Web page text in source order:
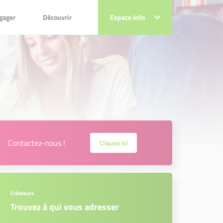
Découvrir Espace Info
Découvrir Espace Info
Contactez-nous ! Cliquez ici
Créateurs
Trouvez à qui vous adresser